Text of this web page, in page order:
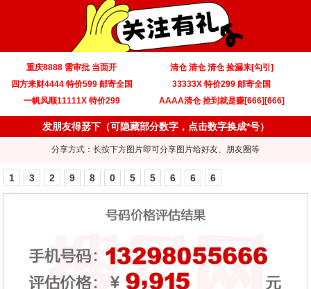
重庆8888 需审批 当面开
清仓 清仓 清仓 捡漏来[勾引]
‌四方来财4444 特价599 邮寄全国
33333X 特价299 邮寄全国
一帆风顺11111X 特价299
AAAA清仓 抢到就是赚[666][666]
发朋友得瑟下（可隐藏部分数字，点击数字换成*号）
分享方式：长按下方图片即可分享图片给好友、朋友圈等
1 3 2 9 8 0 5 5 6 6 6